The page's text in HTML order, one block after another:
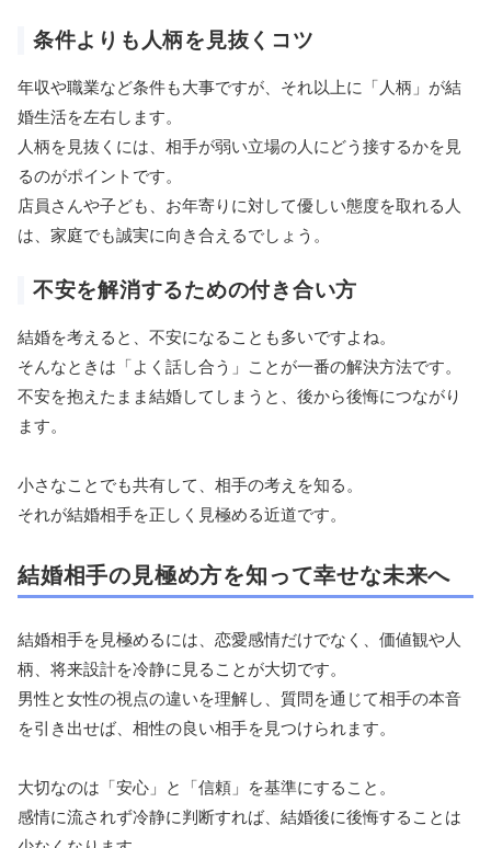
条件よりも人柄を見抜くコツ
年収や職業など条件も大事ですが、それ以上に「人柄」が結
婚生活を左右します。
人柄を見抜くには、相手が弱い立場の人にどう接するかを見
るのがポイントです。
店員さんや子ども、お年寄りに対して優しい態度を取れる人
は、家庭でも誠実に向き合えるでしょう。
不安を解消するための付き合い方
結婚を考えると、不安になることも多いですよね。
そんなときは「よく話し合う」ことが一番の解決方法です。
不安を抱えたまま結婚してしまうと、後から後悔につながり
ます。
小さなことでも共有して、相手の考えを知る。
それが結婚相手を正しく見極める近道です。
結婚相手の見極め方を知って幸せな未来へ
結婚相手を見極めるには、恋愛感情だけでなく、価値観や人
柄、将来設計を冷静に見ることが大切です。
男性と女性の視点の違いを理解し、質問を通じて相手の本音
を引き出せば、相性の良い相手を見つけられます。
大切なのは「安心」と「信頼」を基準にすること。
感情に流されず冷静に判断すれば、結婚後に後悔することは